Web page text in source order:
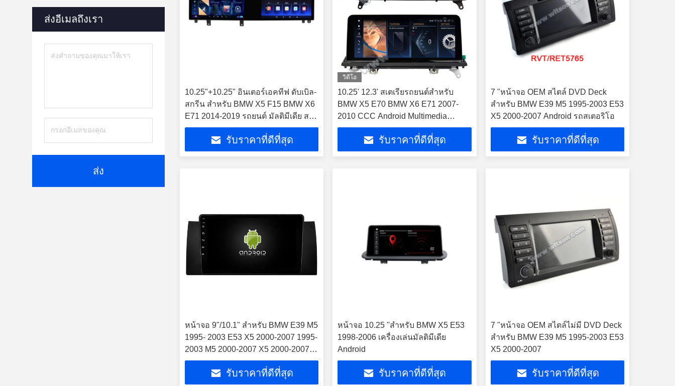
ส่งอีเมลถึงเรา
ส่ง
10.25"+10.25" อินเตอร์เอคทีฟ ดับเบิล-
สกรีน สําหรับ BMW X5 F15 BMW X6
E71 2014-2019 รถยนต์ มัลติมีเดีย สเต
เรีย GPS CarPlay Player
รับราคาที่ดีที่สุด
วิดีโอ
10.25' 12.3' สเตเรียรถยนต์สําหรับ
BMW X5 E70 BMW X6 E71 2007-
2010 CCC Android Multimedia
Player
รับราคาที่ดีที่สุด
7 "หน้าจอ OEM สไตล์ DVD Deck
สำหรับ BMW E39 M5 1995-2003 E53
X5 2000-2007 Android รถสเตอริโอ
รับราคาที่ดีที่สุด
หน้าจอ 9"/10.1" สําหรับ BMW E39 M5
1995- 2003 E53 X5 2000-2007 1995-
2003 M5 2000-2007 X5 2000-2007
E53
รับราคาที่ดีที่สุด
หน้าจอ 10.25 ''สำหรับ BMW X5 E53
1998-2006 เครื่องเล่นมัลติมีเดีย
Android
รับราคาที่ดีที่สุด
7 "หน้าจอ OEM สไตล์ไม่มี DVD Deck
สำหรับ BMW E39 M5 1995-2003 E53
X5 2000-2007
รับราคาที่ดีที่สุด